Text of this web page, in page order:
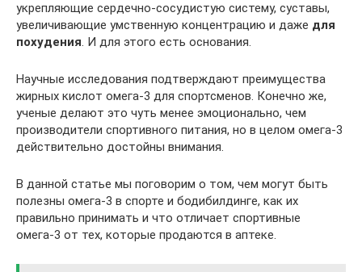
укрепляющие сердечно-сосудистую систему, суставы,
увеличивающие умственную концентрацию и даже для
похудения. И для этого есть основания.
Научные исследования подтверждают преимущества
жирных кислот омега-3 для спортсменов. Конечно же,
ученые делают это чуть менее эмоционально, чем
производители спортивного питания, но в целом омега-3
действительно достойны внимания.
В данной статье мы поговорим о том, чем могут быть
полезны омега-3 в спорте и бодибилдинге, как их
правильно принимать и что отличает спортивные
омега-3 от тех, которые продаются в аптеке.